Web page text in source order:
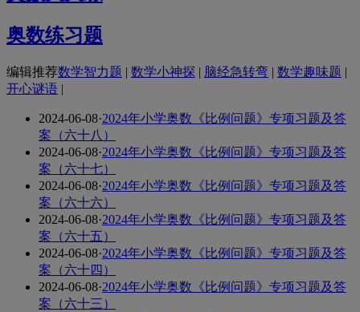
奥数练习题
编辑推荐数学智力题 | 数学小神探 | 脑经急转弯 | 数学趣味题 |
开心谜语 |
2024-06-08·2024年小学奥数《比例问题》专项习题及答
案（六十八）
2024-06-08·2024年小学奥数《比例问题》专项习题及答
案（六十七）
2024-06-08·2024年小学奥数《比例问题》专项习题及答
案（六十六）
2024-06-08·2024年小学奥数《比例问题》专项习题及答
案（六十五）
2024-06-08·2024年小学奥数《比例问题》专项习题及答
案（六十四）
2024-06-08·2024年小学奥数《比例问题》专项习题及答
案（六十三）